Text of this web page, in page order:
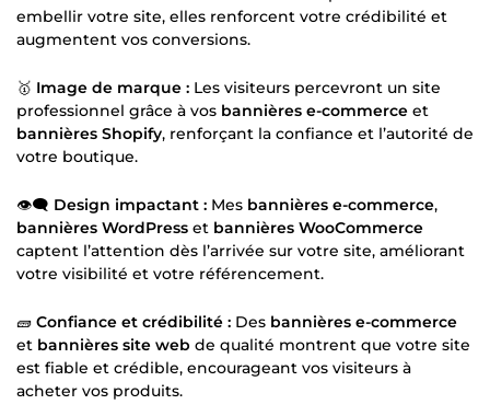
embellir votre site, elles renforcent votre crédibilité et
augmentent vos conversions.
🥇 Image de marque : Les visiteurs percevront un site
professionnel grâce à vos bannières e-commerce et
bannières Shopify, renforçant la confiance et l’autorité de
votre boutique.
👁🗨 Design impactant : Mes bannières e-commerce,
bannières WordPress et bannières WooCommerce
captent l’attention dès l’arrivée sur votre site, améliorant
votre visibilité et votre référencement.
🧱 Confiance et crédibilité : Des bannières e-commerce
et bannières site web de qualité montrent que votre site
est fiable et crédible, encourageant vos visiteurs à
acheter vos produits.